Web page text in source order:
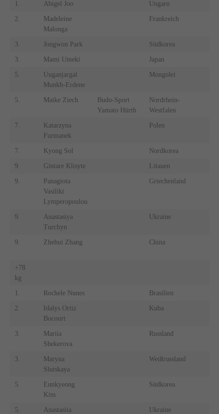
1. Abigel Joo Ungarn
2.
Madeleine
Malonga
Frankreich
3. Jongwon Park Südkorea
3. Mami Umeki Japan
5.
Uuganjargal
Munkh-Erdene
Mongolei
5. Maike Ziech
Budo-Sport
Yamato Hürth
Nordrhein-
Westfalen
7.
Katarzyna
Furmanek
Polen
7. Kyong Sol Nordkorea
9. Gintare Klisyte Litauen
9.
Panagiota
Vasiliki
Lymperopoulou
Griechenland
9.
Anastasiya
Turchyn
Ukraine
9. Zhehui Zhang China
+78
kg
1. Rochele Nunes Brasilien
2.
Idalys Ortiz
Bocourt
Kuba
3.
Mariia
Shekerova
Russland
3.
Maryna
Slutskaya
Weißrussland
5.
Eunkyeong
Kim
Südkorea
5.
Anastasiia
Ukraine